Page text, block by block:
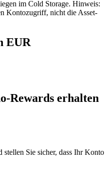
im Cold Storage. Hinweis:
Kontozugriff, nicht die Asset-
EUR
Rewards erhalten
Sie sicher, dass Ihr Konto